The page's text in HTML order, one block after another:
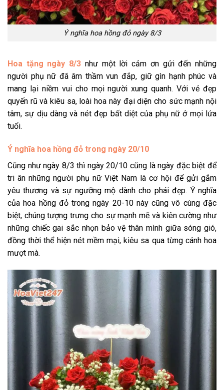
Ý nghĩa hoa hồng đỏ ngày 8/3
Hoa tặng ngày 8/3 như một lời cảm ơn gửi đến những
người phụ nữ đã âm thầm vun đắp, giữ gìn hạnh phúc và
mang lại niềm vui cho mọi người xung quanh. Với vẻ đẹp
quyến rũ và kiêu sa, loài hoa này đại diện cho sức mạnh nội
tâm, sự dịu dàng và nét đẹp bất diệt của phụ nữ ở mọi lứa
tuổi.
Ý nghĩa hoa hồng đỏ trong ngày 20/10
Cũng như ngày 8/3 thì ngày 20/10 cũng là ngày đặc biệt để
tri ân những người phụ nữ Việt Nam là cơ hội để gửi gắm
yêu thương và sự ngưỡng mộ dành cho phái đẹp. Ý nghĩa
của hoa hồng đỏ trong ngày 20-10 này cũng vô cùng đặc
biệt, chúng tượng trưng cho sự mạnh mẽ và kiên cường như
những chiếc gai sắc nhọn bảo vệ thân mình giữa sóng gió,
đồng thời thể hiện nét mềm mại, kiêu sa qua từng cánh hoa
mượt mà.